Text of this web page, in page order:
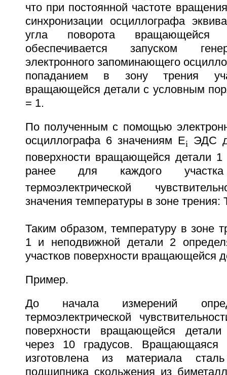
что при постоянной частоте
синхронизации осциллографа
угла поворота
обеспечивается запуском
электронного запоминающего
попаданием в зону трения
вращающейся детали с условным
= 1.
По полученным с помощью
осциллографа 6 значениям Ei ЭДС
поверхности вращающейся детали
ранее для каждого
термоэлектрической
значения температуры в зоне трения:
Таким образом, температуру в зоне
1 и неподвижной детали 2
участков поверхности вращающейся
Пример.
До начала измерений
термоэлектрической
поверхности вращающейся
через 10 градусов.
изготовлена из материала
подшипника скольжения из